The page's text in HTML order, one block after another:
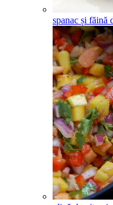
spanac și făină